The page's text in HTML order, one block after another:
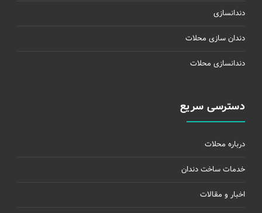
دندانسازی
دندان سازی محلات
دندانسازی محلات
دسترسی سریع
درباره محلات
خدمات ساخت دندان
اخبار و مقالات